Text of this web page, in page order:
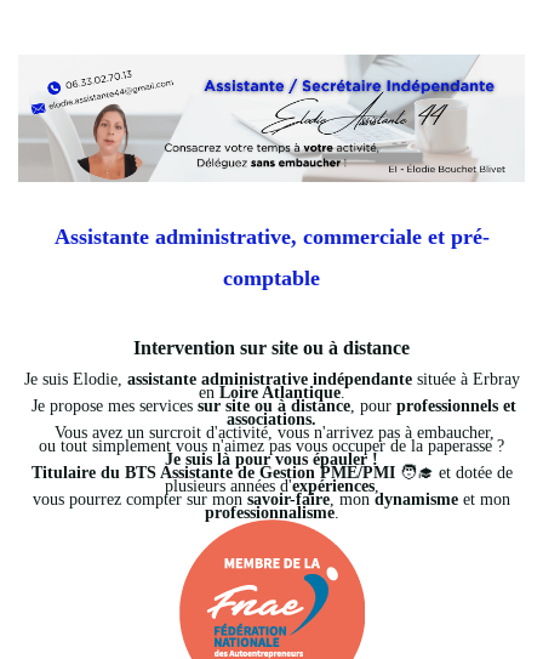
Assistante administrative, commerciale et pré-
comptable
Intervention sur site ou à distance
Je suis Elodie, assistante administrative indépendantesituée à Erbray
en Loire Atlantique.
Je propose mes services sur site ou à distance , pour professionnels et
associations.
Vous avez un surcroit d'activité, vous n'arrivez pas à embaucher,
ou tout simplement vous n'aimez pas vous occuper de la paperasse ?
Je suis là pour vous épauler !
Titulaire du BTS Assistante de Gestion PME/PMI🧑‍🎓 et dotée de
plusieurs années d'expériences,
vous pourrez compter sur mon savoir-faire , mon dynamisme et mon
professionnalisme.